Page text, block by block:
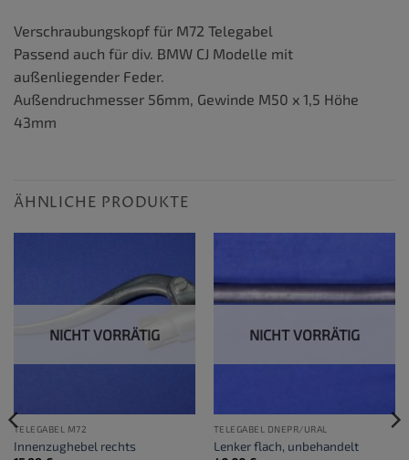
Verschraubungskopf für M72 Telegabel
Passend auch für div. BMW CJ Modelle mit
außenliegender Feder.
Außendruchmesser 56mm, Gewinde M50 x 1,5 Höhe
43mm
ÄHNLICHE PRODUKTE
NICHT VORRÄTIG
TELEGABEL M72
Innenzughebel rechts
NICHT VORRÄTIG
TELEGABEL DNEPR/URAL
Lenker flach, unbehandelt